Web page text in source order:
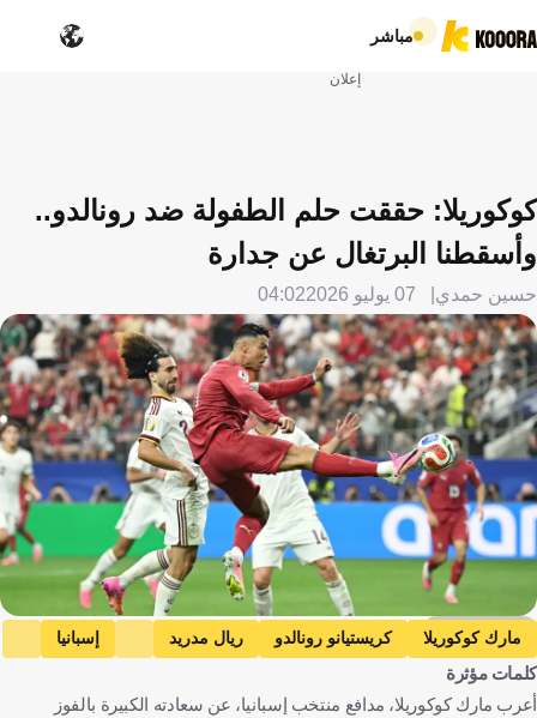
مباشر
إعلان
كوكوريلا: حققت حلم الطفولة ضد رونالدو..
وأسقطنا البرتغال عن جدارة
حسين حمدي 07 يوليو 2026 04:02
Getty Images
مارك كوكوريلا كريستيانو رونالدو ريال مدريد
إسبانيا
البرتغال
كلمات مؤثرة
أعرب مارك كوكوريلا، مدافع منتخب إسبانيا، عن سعادته الكبيرة بالفوز